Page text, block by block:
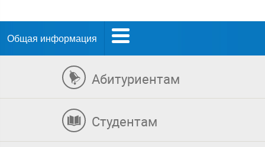
Общая информация
Абитуриентам
Студентам